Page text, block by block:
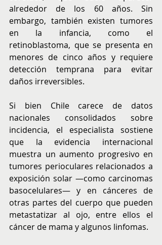
alrededor de los 60 años. Sin
embargo, también existen tumores
en la infancia, como el
retinoblastoma, que se presenta en
menores de cinco años y requiere
detección temprana para evitar
daños irreversibles.
Si bien Chile carece de datos
nacionales consolidados sobre
incidencia, el especialista sostiene
que la evidencia internacional
muestra un aumento progresivo en
tumores perioculares relacionados a
exposición solar —como carcinomas
basocelulares— y en cánceres de
otras partes del cuerpo que pueden
metastatizar al ojo, entre ellos el
cáncer de mama y algunos linfomas.